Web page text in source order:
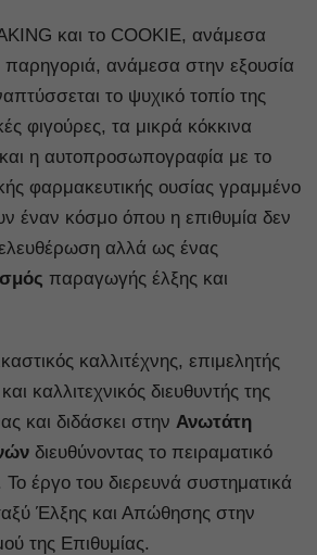
και το COOKIE, ανάμεσα
παρηγοριά, ανάμεσα στην εξουσία
το ψυχικό τοπίο της
φιγούρες, τα μικρά κόκκινα
και η αυτοπροσωπογραφία με το
φαρμακευτικής ουσίας γραμμένο
έναν κόσμο όπου η επιθυμία δεν
αλλά ως ένας
παραγωγής έλξης και
καλλιτέχνης, επιμελητής
καλλιτεχνικός διευθυντής της
και διδάσκει στην Ανωτάτη
διευθύνοντας το πειραματικό
έργο του διερευνά συστηματικά
Έλξης και Απώθησης στην
της Επιθυμίας.